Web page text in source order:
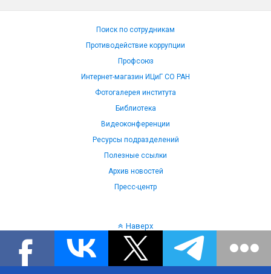
Поиск по сотрудникам
Противодействие коррупции
Профсоюз
Интернет-магазин ИЦиГ СО РАН
Фотогалерея института
Библиотека
Видеоконференции
Ресурсы подразделений
Полезные ссылки
Архив новостей
Пресс-центр
Наверх